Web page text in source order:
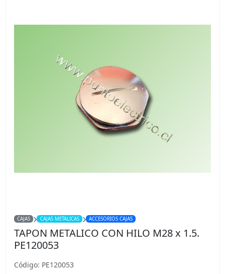
CAJAS CAJAS METALICAS ACCESORIOS CAJAS
TAPON METALICO CON HILO M28 x 1.5.
PE120053
Código: PE120053